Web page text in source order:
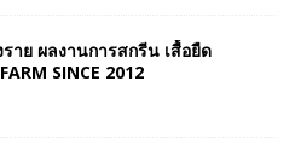
ราย ผลงานการสกรีน เสื้อยืด
SINCE 2012